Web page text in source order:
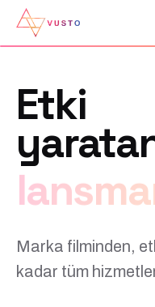
Etki
Marka filminden,
kadar tüm